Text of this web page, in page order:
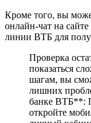
Кроме того, вы
онлайн-чат на
линии ВТБ для
Проверка
показаться
шагам, вы
лишних
банке ВТБ**:
откройте